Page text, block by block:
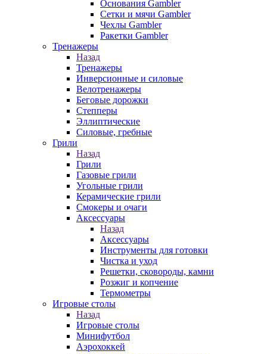
Основания Gambler
Сетки и мячи Gambler
Чехлы Gambler
Ракетки Gambler
Тренажеры
Назад
Тренажеры
Инверсионные и силовые
Велотренажеры
Беговые дорожки
Степперы
Эллиптические
Силовые, гребные
Грили
Назад
Грили
Газовые грили
Угольные грили
Керамические грили
Смокеры и очаги
Аксессуары
Назад
Аксессуары
Инструменты для готовки
Чистка и уход
Решетки, сковороды, камни
Розжиг и копчение
Термометры
Игровые столы
Назад
Игровые столы
Минифутбол
Аэрохоккей